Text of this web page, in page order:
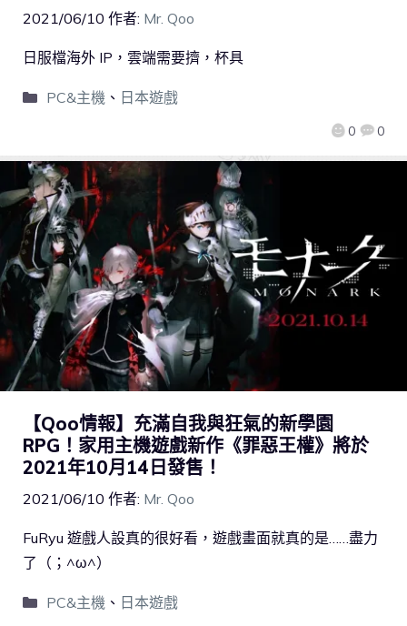
2021/06/10 作者: Mr. Qoo
0 0
日服檔海外 IP，雲端需要擠，杯具
PC&主機、 日本遊戲
【Qoo情報】充滿自我與狂氣的新學園
RPG！家用主機遊戲新作《罪惡王權》將於
2021年10月14日發售！
2021/06/10 作者: Mr. Qoo
FuRyu 遊戲人設真的很好看，遊戲畫面就真的是……盡力
了（；^ω^）
PC&主機、 日本遊戲